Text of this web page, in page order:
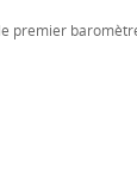
premier